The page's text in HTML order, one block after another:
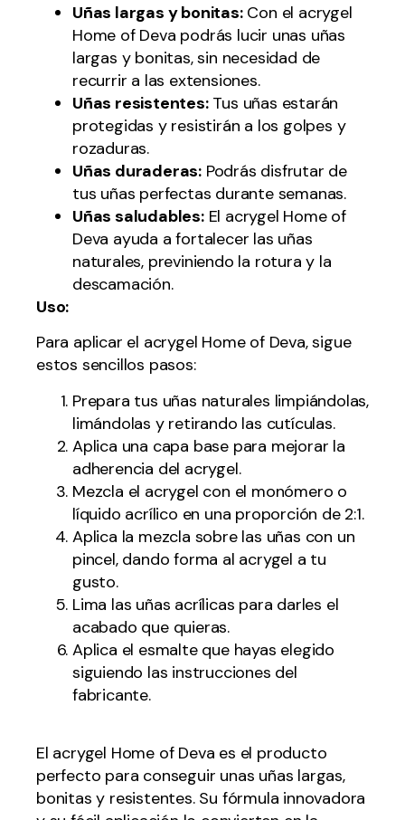
Uñas largas y bonitas:Con el acrygel
Home of Deva podrás lucir unas uñas
largas y bonitas, sin necesidad de
recurrir a las extensiones.
Uñas resistentes:Tus uñas estarán
protegidas y resistirán a los golpes y
rozaduras.
Uñas duraderas: Podrás disfrutar de
tus uñas perfectas durante semanas.
Uñas saludables:El acrygel Home of
Deva ayuda a fortalecer las uñas
naturales, previniendo la rotura y la
descamación.
Uso:
Para aplicar el acrygel Home of Deva, sigue
estos sencillos pasos:
Prepara tus uñas naturales limpiándolas,
limándolas y retirando las cutículas.
Aplica una capa base para mejorar la
adherencia del acrygel.
Mezcla el acrygel con el monómero o
líquido acrílico en una proporción de 2:1.
Aplica la mezcla sobre las uñas con un
pincel, dando forma al acrygel a tu
gusto.
Lima las uñas acrílicas para darles el
acabado que quieras.
Aplica el esmalte que hayas elegido
siguiendo las instrucciones del
fabricante.
El acrygel Home of Deva es el producto
perfecto para conseguir unas uñas largas,
bonitas y resistentes. Su fórmula innovadora